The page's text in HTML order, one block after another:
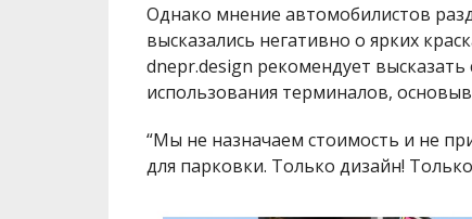
Однако мнение автомобилистов
высказались негативно о ярких
dnepr.design рекомендует
использования терминалов,
“Мы не назначаем стоимость и не
для парковки. Только дизайн!